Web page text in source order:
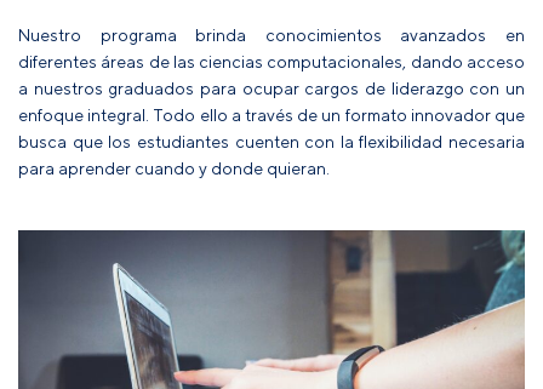
Nuestro programa brinda conocimientos avanzados en
diferentes áreas de las ciencias computacionales, dando acceso
a nuestros graduados para ocupar cargos de liderazgo con un
enfoque integral. Todo ello a través de un formato innovador que
busca que los estudiantes cuenten con la flexibilidad necesaria
para aprender cuando y donde quieran.